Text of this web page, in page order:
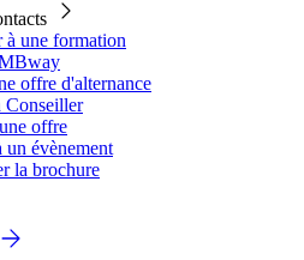
à une formation
offre d'alternance
Conseiller
offre
un évènement
la brochure